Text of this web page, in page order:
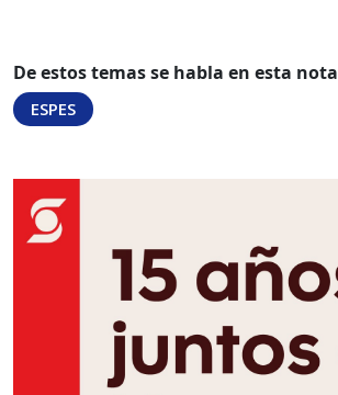
De estos temas se habla en esta nota
ESPES